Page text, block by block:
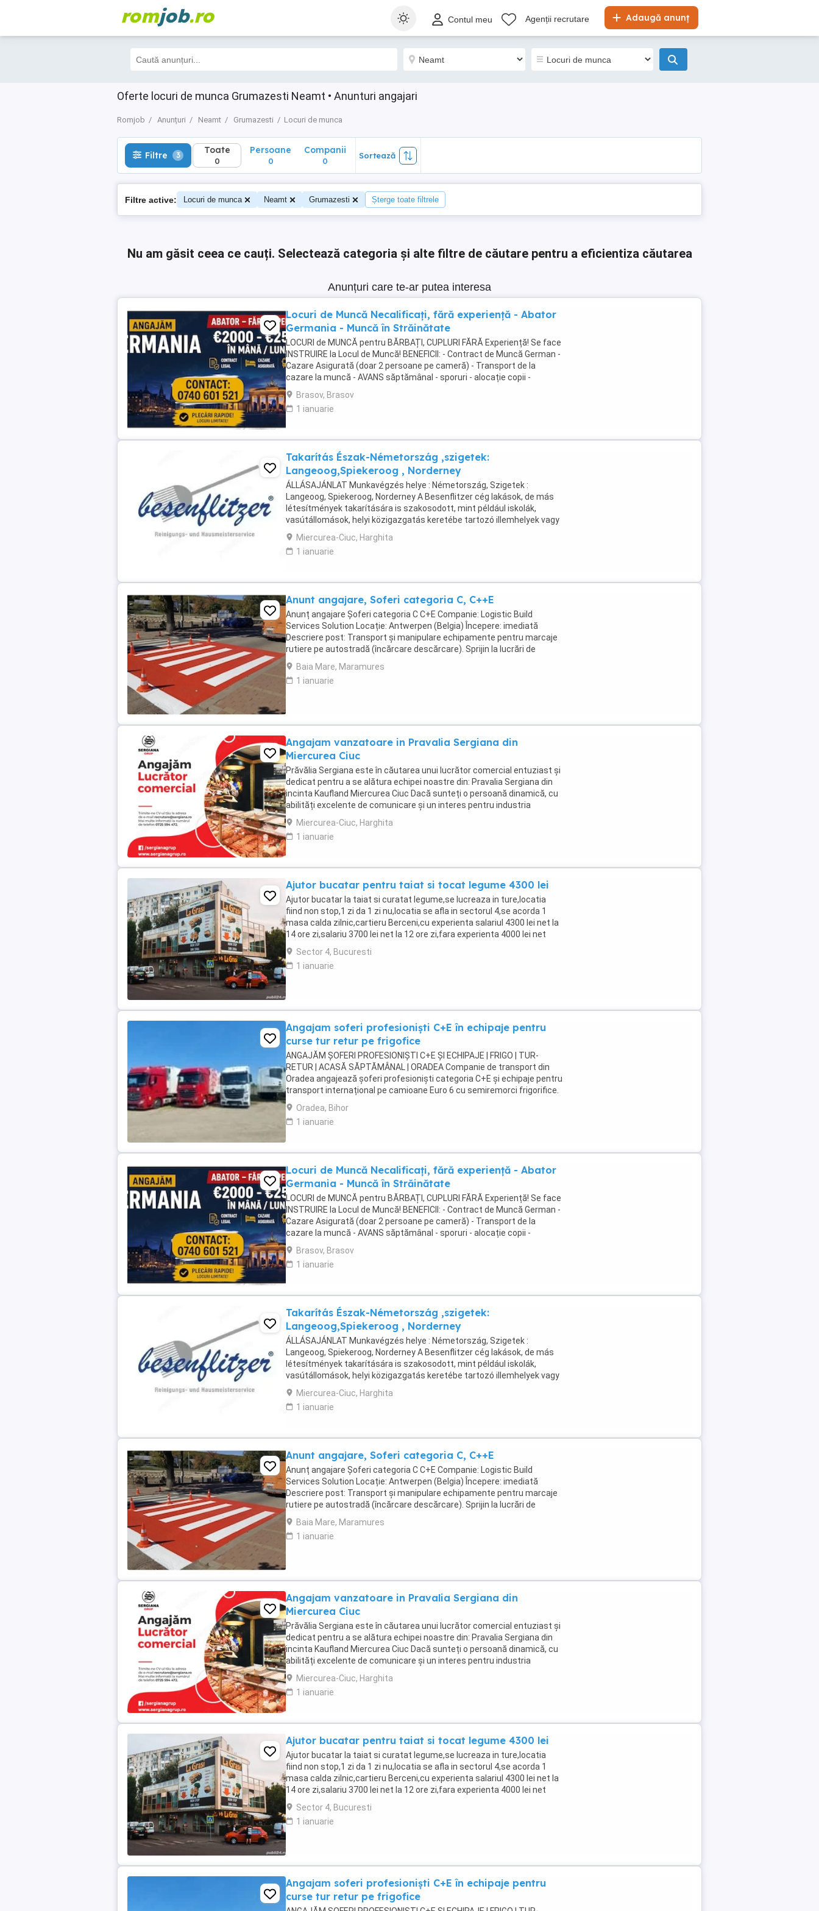
romjob.ro Adaugă anunț
Contul meu Agenții recrutare
Oferte locuri de munca Grumazesti Neamt • Anunturi angajari
Romjob Anunțuri Neamt Grumazesti Locuri de munca
Filtre 3 Toate
0
Filtre 3 Toate
0
Persoane
0
Companii
0
Sortează
Filtre active: Locuri de munca Neamt Grumazesti Șterge toate filtrele
Nu am găsit ceea ce cauți. Selectează categoria și alte filtre de căutare pentru a eficientiza căutarea
Anunțuri care te-ar putea interesa
Locuri de Muncă Necalificați, fără experiență - Abator
Germania - Muncă în Străinătate
LOCURI de MUNCĂ pentru BĂRBAȚI, CUPLURI FĂRĂ Experiență! Se face
INSTRUIRE la Locul de Muncă! BENEFICII: - Contract de Muncă German -
Cazare Asigurată (doar 2 persoane pe cameră) - Transport de la
cazare la muncă - AVANS săptămânal - sporuri - alocație copii -
Asigurare Medicală - Concediu Plătit Se ...
Brasov, Brasov
1 ianuarie
Takarítás Észak-Németország ,szigetek:
Langeoog,Spiekeroog , Norderney
ÁLLÁSAJÁNLAT Munkavégzés helye : Németország, Szigetek :
Langeoog, Spiekeroog, Norderney A Besenflitzer cég lakások, de más
létesítmények takarítására is szakosodott, mint például iskolák,
vasútállomások, helyi közigazgatás keretébe tartozó illemhelyek vagy
mosdók, szállodák karbantartása és takarítása. Követelmények: ...
Miercurea-Ciuc, Harghita
1 ianuarie
Anunt angajare, Soferi categoria C, C++E
Anunț angajare Șoferi categoria C C+E Companie: Logistic Build
Services Solution Locație: Antwerpen (Belgia) Începere: imediată
Descriere post: Transport și manipulare echipamente pentru marcaje
rutiere pe autostradă (încărcare descărcare). Sprijin la lucrări de
semnalizare: curățare suprafețe ...
Baia Mare, Maramures
1 ianuarie
Angajam vanzatoare in Pravalia Sergiana din
Miercurea Ciuc
Prăvălia Sergiana este în căutarea unui lucrător comercial entuziast și
dedicat pentru a se alătura echipei noastre din: Pravalia Sergiana din
incinta Kaufland Miercurea Ciuc Dacă sunteți o persoană dinamică, cu
abilități excelente de comunicare și un interes pentru industria
alimentară si studii 12 ...
Miercurea-Ciuc, Harghita
1 ianuarie
Ajutor bucatar pentru taiat si tocat legume 4300 lei
Ajutor bucatar la taiat si curatat legume,se lucreaza in ture,locatia
fiind non stop,1 zi da 1 zi nu,locatia se afla in sectorul 4,se acorda 1
masa calda zilnic,cartieru Berceni,cu experienta salariul 4300 lei net la
14 ore zi,salariu 3700 lei net la 12 ore zi,fara experienta 4000 lei net
lunar,va asteptam ...
Sector 4, Bucuresti
1 ianuarie
Angajam soferi profesioniști C+E în echipaje pentru
curse tur retur pe frigofice
ANGAJĂM ȘOFERI PROFESIONIȘTI C+E ȘI ECHIPAJE | FRIGO | TUR-
RETUR | ACASĂ SĂPTĂMÂNAL | ORADEA Companie de transport din
Oradea angajează șoferi profesioniști categoria C+E și echipaje pentru
transport internațional pe camioane Euro 6 cu semiremorci frigorifice.
Căutăm persoane serioase, responsabile ...
Oradea, Bihor
1 ianuarie
Locuri de Muncă Necalificați, fără experiență - Abator
Germania - Muncă în Străinătate
LOCURI de MUNCĂ pentru BĂRBAȚI, CUPLURI FĂRĂ Experiență! Se face
INSTRUIRE la Locul de Muncă! BENEFICII: - Contract de Muncă German -
Cazare Asigurată (doar 2 persoane pe cameră) - Transport de la
cazare la muncă - AVANS săptămânal - sporuri - alocație copii -
Asigurare Medicală - Concediu Plătit Se ...
Brasov, Brasov
1 ianuarie
Takarítás Észak-Németország ,szigetek:
Langeoog,Spiekeroog , Norderney
ÁLLÁSAJÁNLAT Munkavégzés helye : Németország, Szigetek :
Langeoog, Spiekeroog, Norderney A Besenflitzer cég lakások, de más
létesítmények takarítására is szakosodott, mint például iskolák,
vasútállomások, helyi közigazgatás keretébe tartozó illemhelyek vagy
mosdók, szállodák karbantartása és takarítása. Követelmények: ...
Miercurea-Ciuc, Harghita
1 ianuarie
Anunt angajare, Soferi categoria C, C++E
Anunț angajare Șoferi categoria C C+E Companie: Logistic Build
Services Solution Locație: Antwerpen (Belgia) Începere: imediată
Descriere post: Transport și manipulare echipamente pentru marcaje
rutiere pe autostradă (încărcare descărcare). Sprijin la lucrări de
semnalizare: curățare suprafețe ...
Baia Mare, Maramures
1 ianuarie
Angajam vanzatoare in Pravalia Sergiana din
Miercurea Ciuc
Prăvălia Sergiana este în căutarea unui lucrător comercial entuziast și
dedicat pentru a se alătura echipei noastre din: Pravalia Sergiana din
incinta Kaufland Miercurea Ciuc Dacă sunteți o persoană dinamică, cu
abilități excelente de comunicare și un interes pentru industria
alimentară si studii 12 ...
Miercurea-Ciuc, Harghita
1 ianuarie
Ajutor bucatar pentru taiat si tocat legume 4300 lei
Ajutor bucatar la taiat si curatat legume,se lucreaza in ture,locatia
fiind non stop,1 zi da 1 zi nu,locatia se afla in sectorul 4,se acorda 1
masa calda zilnic,cartieru Berceni,cu experienta salariul 4300 lei net la
14 ore zi,salariu 3700 lei net la 12 ore zi,fara experienta 4000 lei net
lunar,va asteptam ...
Sector 4, Bucuresti
1 ianuarie
Angajam soferi profesioniști C+E în echipaje pentru
curse tur retur pe frigofice